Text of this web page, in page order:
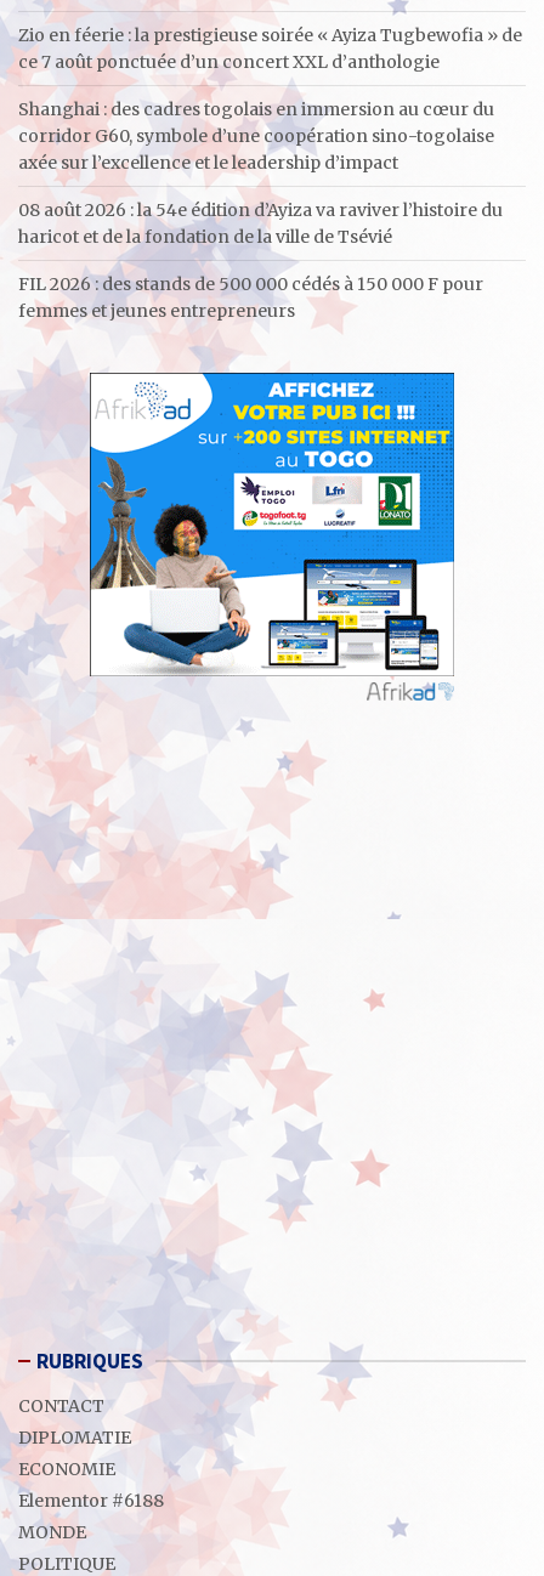
Zio en féerie : la prestigieuse soirée « Ayiza Tugbewofia » de
ce 7 août ponctuée d’un concert XXL d’anthologie
Shanghai : des cadres togolais en immersion au cœur du
corridor G60, symbole d’une coopération sino-togolaise
axée sur l’excellence et le leadership d’impact
08 août 2026 : la 54e édition d’Ayiza va raviver l’histoire du
haricot et de la fondation de la ville de Tsévié
FIL 2026 : des stands de 500 000 cédés à 150 000 F pour
femmes et jeunes entrepreneurs
RUBRIQUES
CONTACT
DIPLOMATIE
ECONOMIE
Elementor #6188
MONDE
POLITIQUE